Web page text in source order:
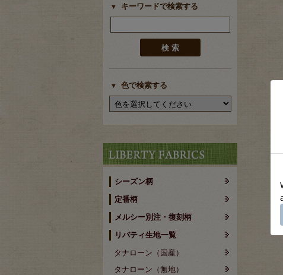
キーワードで検索する
色で検索する
シーズン柄
定番柄
メルシー別注・復刻柄
リバティ生地一覧
タナローン（国産）
タナローン（無地）